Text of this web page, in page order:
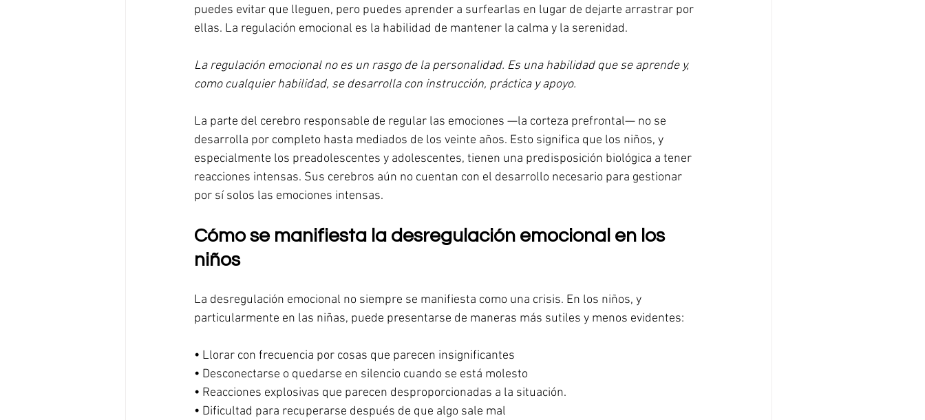
puedes evitar que lleguen, pero puedes aprender a surfearlas en lugar de dejarte arrastrar por
ellas. La regulación emocional es la habilidad de mantener la calma y la serenidad.
La regulación emocional no es un rasgo de la personalidad. Es una habilidad que se aprende y,
como cualquier habilidad, se desarrolla con instrucción, práctica y apoyo.
La parte del cerebro responsable de regular las emociones —la corteza prefrontal— no se
desarrolla por completo hasta mediados de los veinte años. Esto significa que los niños, y
especialmente los preadolescentes y adolescentes, tienen una predisposición biológica a tener
reacciones intensas. Sus cerebros aún no cuentan con el desarrollo necesario para gestionar
por sí solos las emociones intensas.
Cómo se manifiesta la desregulación emocional en los
niños
La desregulación emocional no siempre se manifiesta como una crisis. En los niños, y
particularmente en las niñas, puede presentarse de maneras más sutiles y menos evidentes:
• Llorar con frecuencia por cosas que parecen insignificantes
• Desconectarse o quedarse en silencio cuando se está molesto
• Reacciones explosivas que parecen desproporcionadas a la situación.
• Dificultad para recuperarse después de que algo sale mal